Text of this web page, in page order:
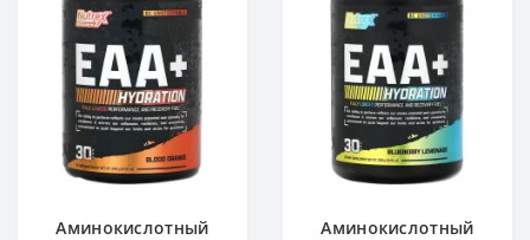
Аминокислотный
Аминокислотный